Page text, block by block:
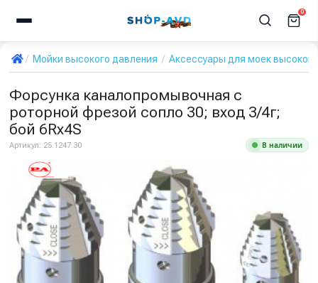
0
Мойки высокого давления Аксессуары для моек
Форсунка каналопромывочная с
роторной фрезой сопло 30; вход 3/4г;
бой 6Rх4S
Артикул: 25.1247.30 В наличии